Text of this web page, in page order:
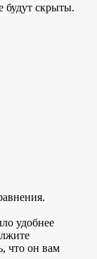
будут скрыты.
удобнее
что он вам